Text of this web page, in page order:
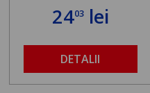
2403lei
DETALII